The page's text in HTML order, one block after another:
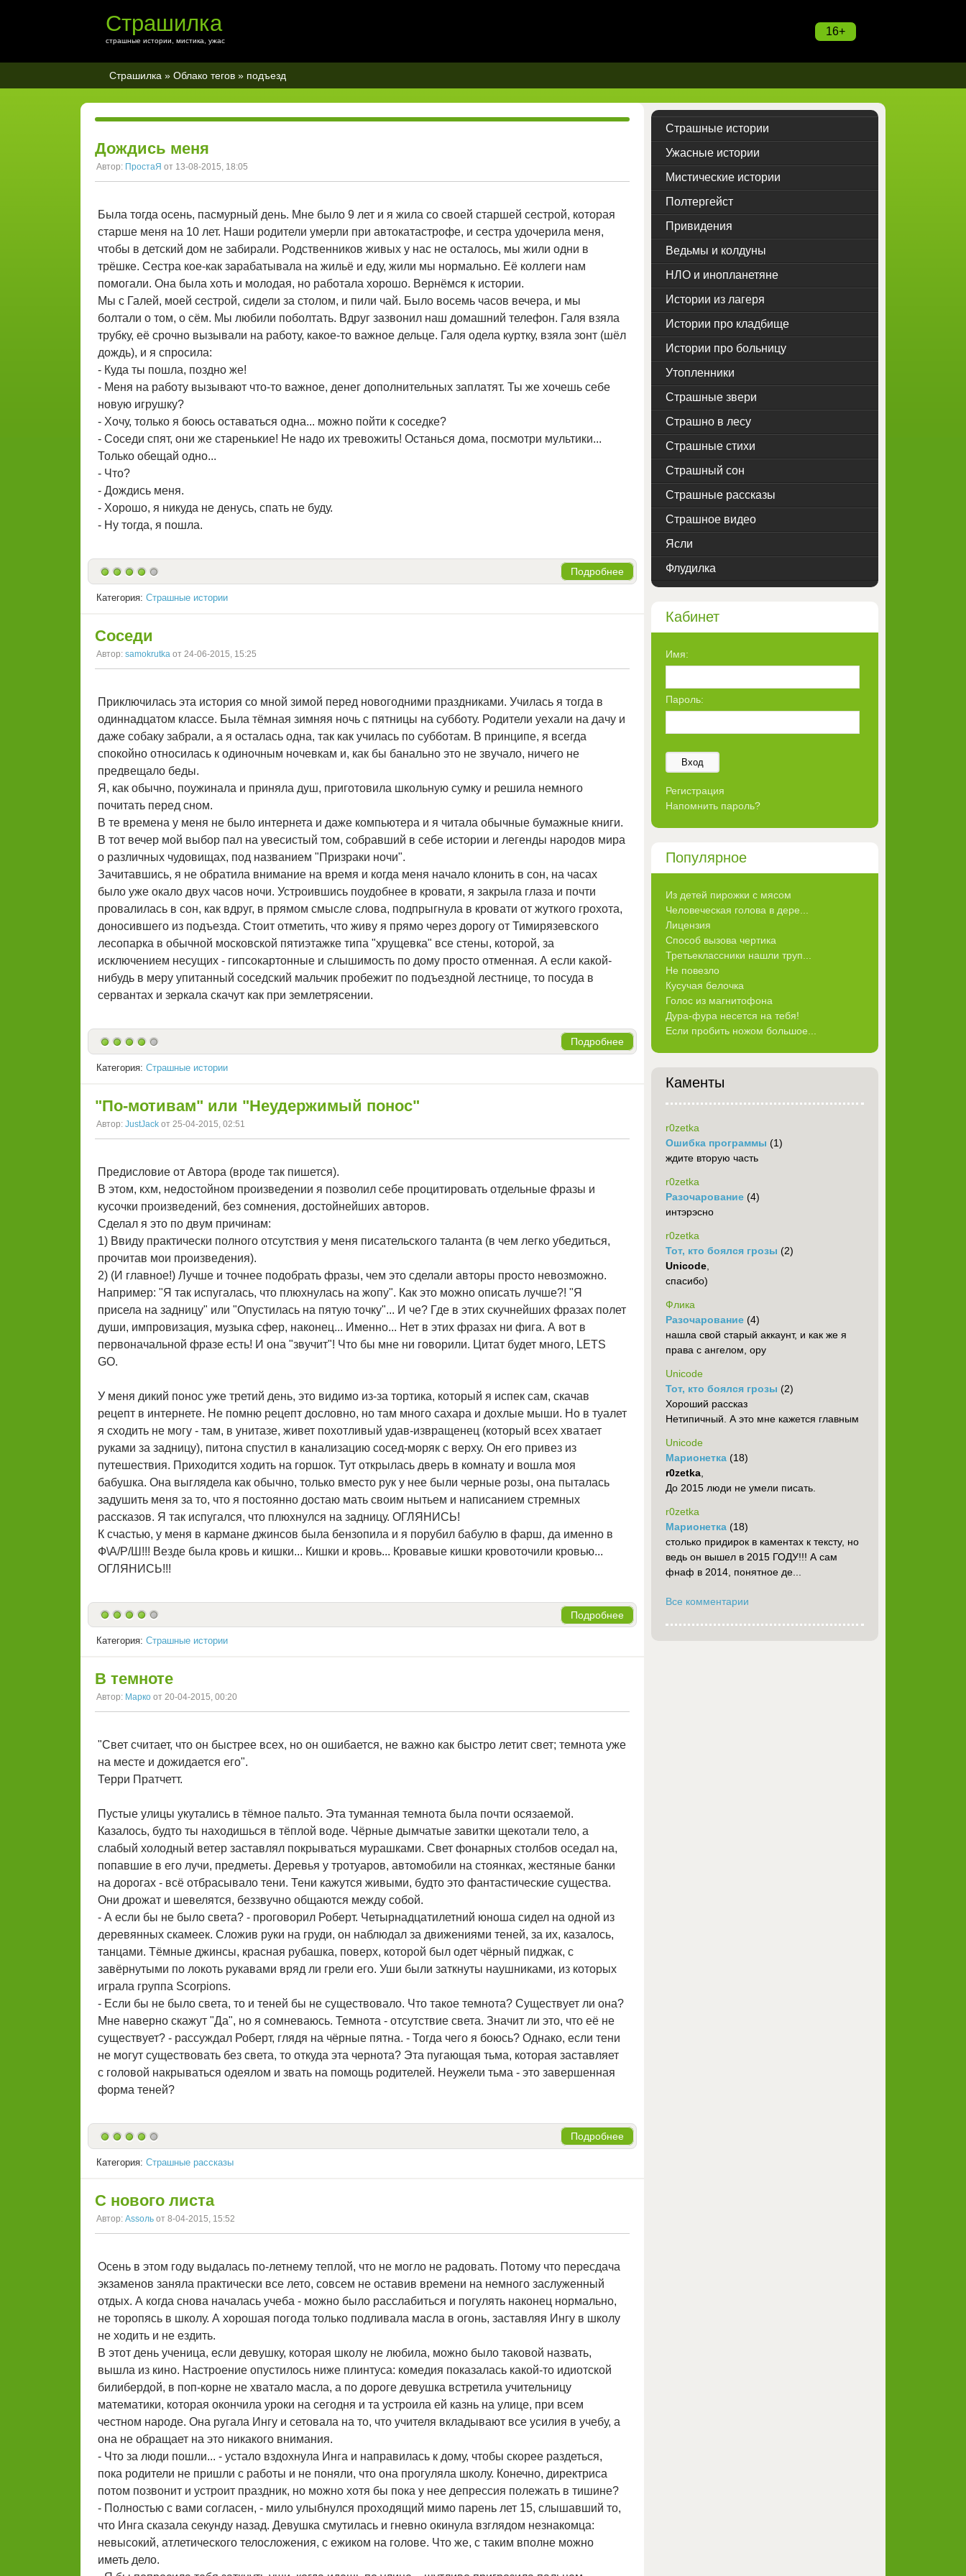
16+
Страшилка
страшные истории, мистика, ужас
Страшилка » Облако тегов » подъезд
Дождись меня
Автор: ПростаЯ от 13-08-2015, 18:05
Была тогда осень, пасмурный день. Мне было 9 лет и я жила со своей старшей сестрой, которая
старше меня на 10 лет. Наши родители умерли при автокатастрофе, и сестра удочерила меня,
чтобы в детский дом не забирали. Родственников живых у нас не осталось, мы жили одни в
трёшке. Сестра кое-как зарабатывала на жильё и еду, жили мы нормально. Её коллеги нам
помогали. Она была хоть и молодая, но работала хорошо. Вернёмся к истории.
Мы с Галей, моей сестрой, сидели за столом, и пили чай. Было восемь часов вечера, и мы
болтали о том, о сём. Мы любили поболтать. Вдруг зазвонил наш домашний телефон. Галя взяла
трубку, её срочно вызывали на работу, какое-то важное дельце. Галя одела куртку, взяла зонт (шёл
дождь), и я спросила:
- Куда ты пошла, поздно же!
- Меня на работу вызывают что-то важное, денег дополнительных заплатят. Ты же хочешь себе
новую игрушку?
- Хочу, только я боюсь оставаться одна... можно пойти к соседке?
- Соседи спят, они же старенькие! Не надо их тревожить! Останься дома, посмотри мультики...
Только обещай одно...
- Что?
- Дождись меня.
- Хорошо, я никуда не денусь, спать не буду.
- Ну тогда, я пошла.
Подробнее
Категория: Страшные истории
Соседи
Автор: samokrutka от 24-06-2015, 15:25
Приключилась эта история со мной зимой перед новогодними праздниками. Училась я тогда в
одиннадцатом классе. Была тёмная зимняя ночь с пятницы на субботу. Родители уехали на дачу и
даже собаку забрали, а я осталась одна, так как училась по субботам. В принципе, я всегда
спокойно относилась к одиночным ночевкам и, как бы банально это не звучало, ничего не
предвещало беды.
Я, как обычно, поужинала и приняла душ, приготовила школьную сумку и решила немного
почитать перед сном.
В те времена у меня не было интернета и даже компьютера и я читала обычные бумажные книги.
В тот вечер мой выбор пал на увесистый том, собравший в себе истории и легенды народов мира
о различных чудовищах, под названием "Призраки ночи".
Зачитавшись, я не обратила внимание на время и когда меня начало клонить в сон, на часах
было уже окало двух часов ночи. Устроившись поудобнее в кровати, я закрыла глаза и почти
провалилась в сон, как вдруг, в прямом смысле слова, подпрыгнула в кровати от жуткого грохота,
доносившего из подъезда. Стоит отметить, что живу я прямо через дорогу от Тимирязевского
лесопарка в обычной московской пятиэтажке типа "хрущевка" все стены, которой, за
исключением несущих - гипсокартонные и слышимость по дому просто отменная. А если какой-
нибудь в меру упитанный соседский мальчик пробежит по подъездной лестнице, то посуда в
сервантах и зеркала скачут как при землетрясении.
Подробнее
Категория: Страшные истории
"По-мотивам" или "Неудержимый понос"
Автор: JustJack от 25-04-2015, 02:51
Предисловие от Автора (вроде так пишется).
В этом, кхм, недостойном произведении я позволил себе процитировать отдельные фразы и
кусочки произведений, без сомнения, достойнейших авторов.
Сделал я это по двум причинам:
1) Ввиду практически полного отсутствия у меня писательского таланта (в чем легко убедиться,
прочитав мои произведения).
2) (И главное!) Лучше и точнее подобрать фразы, чем это сделали авторы просто невозможно.
Например: "Я так испугалась, что плюхнулась на жопу". Как это можно описать лучше?! "Я
присела на задницу" или "Опустилась на пятую точку"... И че? Где в этих скучнейших фразах полет
души, импровизация, музыка сфер, наконец... Именно... Нет в этих фразах ни фига. А вот в
первоначальной фразе есть! И она "звучит"! Что бы мне ни говорили. Цитат будет много, LETS
GO.
У меня дикий понос уже третий день, это видимо из-за тортика, который я испек сам, скачав
рецепт в интернете. Не помню рецепт дословно, но там много сахара и дохлые мыши. Но в туалет
я сходить не могу - там, в унитазе, живет похотливый удав-извращенец (который всех хватает
руками за задницу), питона спустил в канализацию сосед-моряк с верху. Он его привез из
путешествия. Приходится ходить на горшок. Тут открылась дверь в комнату и вошла моя
бабушка. Она выглядела как обычно, только вместо рук у нее были черные розы, она пыталась
задушить меня за то, что я постоянно достаю мать своим нытьем и написанием стремных
рассказов. Я так испугался, что плюхнулся на задницу. ОГЛЯНИСЬ!
К счастью, у меня в кармане джинсов была бензопила и я порубил бабулю в фарш, да именно в
Ф\А/Р/Ш!!! Везде была кровь и кишки... Кишки и кровь... Кровавые кишки кровоточили кровью...
ОГЛЯНИСЬ!!!
Подробнее
Категория: Страшные истории
В темноте
Автор: Марко от 20-04-2015, 00:20
"Свет считает, что он быстрее всех, но он ошибается, не важно как быстро летит свет; темнота уже
на месте и дожидается его".
Терри Пратчетт.
Пустые улицы укутались в тёмное пальто. Эта туманная темнота была почти осязаемой.
Казалось, будто ты находишься в тёплой воде. Чёрные дымчатые завитки щекотали тело, а
слабый холодный ветер заставлял покрываться мурашками. Свет фонарных столбов оседал на,
попавшие в его лучи, предметы. Деревья у тротуаров, автомобили на стоянках, жестяные банки
на дорогах - всё отбрасывало тени. Тени кажутся живыми, будто это фантастические существа.
Они дрожат и шевелятся, беззвучно общаются между собой.
- А если бы не было света? - проговорил Роберт. Четырнадцатилетний юноша сидел на одной из
деревянных скамеек. Сложив руки на груди, он наблюдал за движениями теней, за их, казалось,
танцами. Тёмные джинсы, красная рубашка, поверх, которой был одет чёрный пиджак, с
завёрнутыми по локоть рукавами вряд ли грели его. Уши были заткнуты наушниками, из которых
играла группа Scorpions.
- Если бы не было света, то и теней бы не существовало. Что такое темнота? Существует ли она?
Мне наверно скажут "Да", но я сомневаюсь. Темнота - отсутствие света. Значит ли это, что её не
существует? - рассуждал Роберт, глядя на чёрные пятна. - Тогда чего я боюсь? Однако, если тени
не могут существовать без света, то откуда эта чернота? Эта пугающая тьма, которая заставляет
с головой накрываться одеялом и звать на помощь родителей. Неужели тьма - это завершенная
форма теней?
Подробнее
Категория: Страшные рассказы
С нового листа
Автор: Аssоль от 8-04-2015, 15:52
Осень в этом году выдалась по-летнему теплой, что не могло не радовать. Потому что пересдача
экзаменов заняла практически все лето, совсем не оставив времени на немного заслуженный
отдых. А когда снова началась учеба - можно было расслабиться и погулять наконец нормально,
не торопясь в школу. А хорошая погода только подливала масла в огонь, заставляя Ингу в школу
не ходить и не ездить.
В этот день ученица, если девушку, которая школу не любила, можно было таковой назвать,
вышла из кино. Настроение опустилось ниже плинтуса: комедия показалась какой-то идиотской
билибердой, в поп-корне не хватало масла, а по дороге девушка встретила учительницу
математики, которая окончила уроки на сегодня и та устроила ей казнь на улице, при всем
честном народе. Она ругала Ингу и сетовала на то, что учителя вкладывают все усилия в учебу, а
она не обращает на это никакого внимания.
- Что за люди пошли... - устало вздохнула Инга и направилась к дому, чтобы скорее раздеться,
пока родители не пришли с работы и не поняли, что она прогуляла школу. Конечно, директриса
потом позвонит и устроит праздник, но можно хотя бы пока у нее депрессия полежать в тишине?
- Полностью с вами согласен, - мило улыбнулся проходящий мимо парень лет 15, слышавший то,
что Инга сказала секунду назад. Девушка смутилась и гневно окинула взглядом незнакомца:
невысокий, атлетического телосложения, с ежиком на голове. Что же, с таким вполне можно
иметь дело.
Страшные истории
Ужасные истории
Мистические истории
Полтергейст
Привидения
Ведьмы и колдуны
НЛО и инопланетяне
Истории из лагеря
Истории про кладбище
Истории про больницу
Утопленники
Страшные звери
Страшно в лесу
Страшные стихи
Страшный сон
Страшные рассказы
Страшное видео
Ясли
Флудилка
Кабинет
Имя:
Пароль:
Вход
Регистрация
Напомнить пароль?
Популярное
Из детей пирожки с мясом
Человеческая голова в дере...
Лицензия
Способ вызова чертика
Третьеклассники нашли труп...
Не повезло
Кусучая белочка
Голос из магнитофона
Дура-фура несется на тебя!
Если пробить ножом большое...
Каменты
r0zetka
Ошибка программы (1)
ждите вторую часть
r0zetka
Разочарование (4)
интэрэсно
r0zetka
Тот, кто боялся грозы (2)
Unicode
спасибо)
Флика
Разочарование (4)
нашла свой старый аккаунт, и как же я
права с ангелом, ору
Unicode
Тот, кто боялся грозы (2)
Хороший рассказ
Нетипичный. А это мне кажется главным
Unicode
Марионетка (18)
r0zetka
До 2015 люди не умели писать.
r0zetka
Марионетка (18)
столько придирок в каментах к тексту, но
ведь он вышел в 2015 ГОДУ!!! А сам
фнаф в 2014, понятное де...
Все комментарии